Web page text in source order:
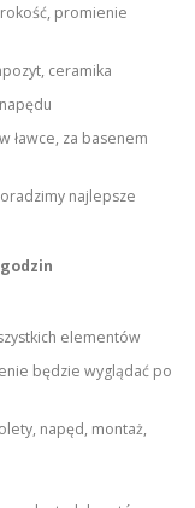
promienie
ceramika
ławce, za basenem
najlepsze
elementów
będzie wyglądać po
napęd, montaż,